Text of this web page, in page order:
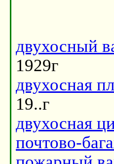
двухосный
1929г
двухосная
19..г
двухосная
почтово-